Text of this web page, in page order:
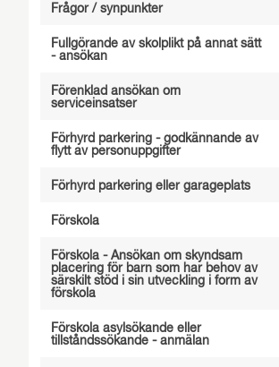
Frågor / synpunkter
Fullgörande av skolplikt på annat sätt
- ansökan
Förenklad ansökan om
serviceinsatser
Förhyrd parkering - godkännande av
flytt av personuppgifter
Förhyrd parkering eller garageplats
Förskola
Förskola - Ansökan om skyndsam
placering för barn som har behov av
särskilt stöd i sin utveckling i form av
förskola
Förskola asylsökande eller
tillståndssökande - anmälan